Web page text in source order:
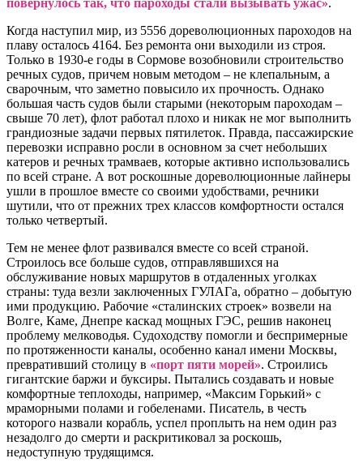
Когда наступил мир, из 5556 дореволюционных пароходов на
плаву осталось 4164. Без ремонта они выходили из строя.
Только в 1930-е годы в Сормове возобновили строительство
речных судов, причем новым методом – не клепальным, а
сварочным, что заметно повысило их прочность. Однако
большая часть судов были старыми (некоторым пароходам –
свыше 70 лет), флот работал плохо и никак не мог выполнить
грандиозные задачи первых пятилеток. Правда, пассажирские
перевозки исправно росли в основном за счет небольших
катеров и речных трамваев, которые активно использовались
по всей стране. А вот роскошные дореволюционные лайнеры
ушли в прошлое вместе со своими удобствами, речники
шутили, что от прежних трех классов комфортности остался
только четвертый.
Тем не менее флот развивался вместе со всей страной.
Строилось все больше судов, отправлявшихся на
обслуживание новых маршрутов в отдаленных уголках
страны: туда везли заключенных ГУЛАГа, обратно – добытую
ими продукцию. Рабочие «сталинских строек» возвели на
Волге, Каме, Днепре каскад мощных ГЭС, решив наконец
проблему мелководья. Судоходству помогли и беспримерные
по протяженности каналы, особенно канал имени Москвы,
превративший столицу в «порт пяти морей». Строились
гигантские баржи и буксиры. Пытались создавать и новые
комфортные теплоходы, например, «Максим Горький» с
мраморными полами и гобеленами. Писатель, в честь
которого назвали корабль, успел проплыть на нем один раз
незадолго до смерти и раскритиковал за роскошь,
недоступную трудящимся.